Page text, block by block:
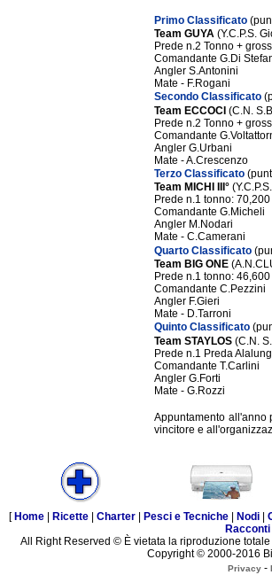
Primo Classificato
Team GUYA (Y.C.P.S.
Prede n.2 Tonno +
Comandante G.Di
Angler S.Antonini
Mate - F.Rogani
Secondo Classificato
Team ECCOCI (C.N.
Prede n.2 Tonno +
Comandante
Angler G.Urbani
Mate - A.Crescenzo
Terzo Classificato
Team MICHI III°
Prede n.1 tonno: 70,200
Comandante G.Micheli
Angler M.Nodari
Mate - C.Camerani
Quarto Classificato
Team BIG ONE
Prede n.1 tonno: 46,600
Comandante C.Pezzini
Angler F.Gieri
Mate - D.Tarroni
Quinto Classificato
Team STAYLOS (C.N.
Prede n.1 Preda
Comandante T.Carlini
Angler G.Forti
Mate - G.Rozzi
Appuntamento all'anno
vincitore e
[ Home Ricette Charter Pesci e Tecniche Nodi
Racconti|
All Right Reserved © È vietata la riproduzione
Copyright © 2000-2016
Privacy -